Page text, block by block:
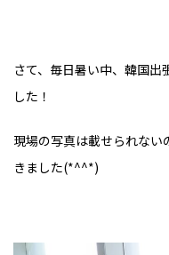
さて、毎日暑い中、韓国出
した！
現場の写真は載せられない
きました(*^^*)